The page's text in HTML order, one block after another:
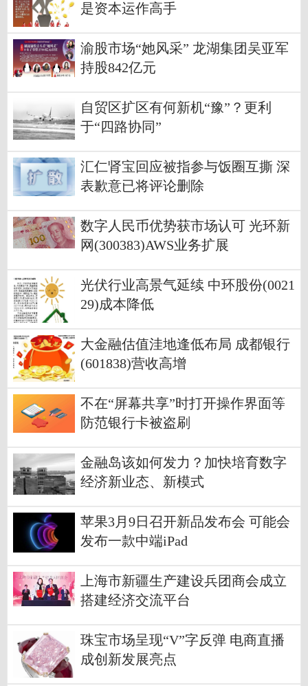
是资本运作高手
渝股市场“她风采” 龙湖集团吴亚军
持股842亿元
自贸区扩区有何新机“豫”？更利
于“四路协同”
汇仁肾宝回应被指参与饭圈互撕 深
表歉意已将评论删除
数字人民币优势获市场认可 光环新
网(300383)AWS业务扩展
光伏行业高景气延续 中环股份(0021
29)成本降低
大金融估值洼地逢低布局 成都银行
(601838)营收高增
不在“屏幕共享”时打开操作界面等
防范银行卡被盗刷
金融岛该如何发力？加快培育数字
经济新业态、新模式
苹果3月9日召开新品发布会 可能会
发布一款中端iPad
上海市新疆生产建设兵团商会成立
搭建经济交流平台
珠宝市场呈现“V”字反弹 电商直播
成创新发展亮点